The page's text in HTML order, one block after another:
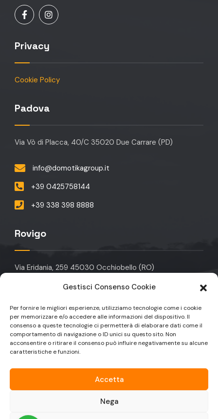
Gestisci Consenso Cookie
Per fornire le migliori esperienze, utilizziamo tecnologie come i cookie
per memorizzare e/o accedere alle informazioni del dispositivo. Il
consenso a queste tecnologie ci permetterà di elaborare dati come il
comportamento di navigazione o ID unici su questo sito. Non
acconsentire o ritirare il consenso può influire negativamente su alcune
caratteristiche e funzioni.
Accetta
Nega
Privacy
Cookie Policy
Padova
Via Vò di Placca, 40/C 35020 Due Carrare (PD)
info@domotikagroup.it
+39 0425758144
+39 338 398 8888
Rovigo
Via Eridania, 259 45030 Occhiobello (RO)
+39 049 912 6323
+39 049 9129590